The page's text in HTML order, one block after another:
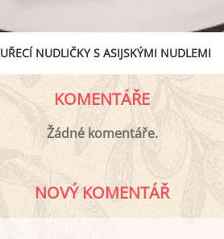
NUDLIČKY S ASIJSKÝMI NUDLEMI
KOMENTÁŘE
Žádné komentáře.
NOVÝ KOMENTÁŘ